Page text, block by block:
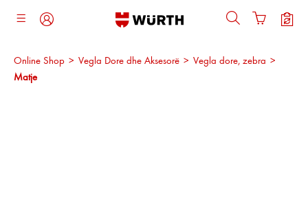
kryesore
Online Shop > Vegla Dore dhe Aksesorë > Vegla dore, zebra >
Matje